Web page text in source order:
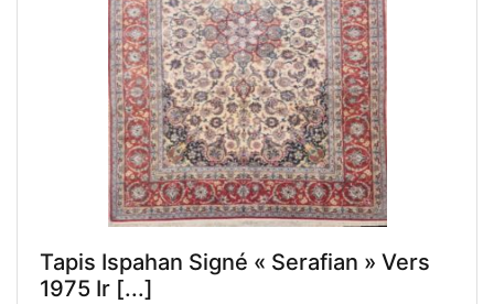
Tapis Ispahan Signé « Serafian » Vers
1975 Ir [...]